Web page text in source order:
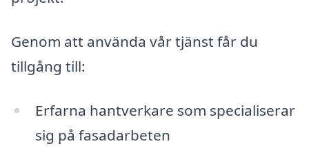
Genom att använda vår tjänst får du
tillgång till:
Erfarna hantverkare som specialiserar
sig på fasadarbeten